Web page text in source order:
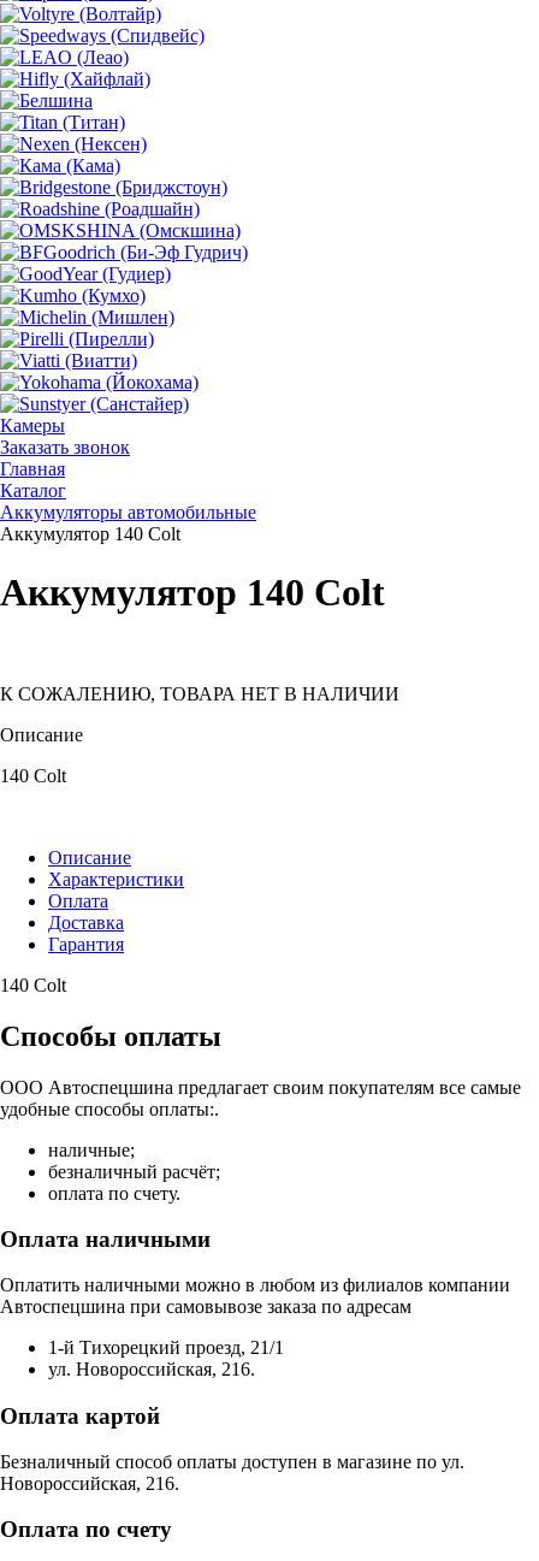
Камеры
Заказать звонок
Главная
Каталог
Аккумуляторы автомобильные
Аккумулятор 140 Colt
Аккумулятор 140 Colt
К СОЖАЛЕНИЮ, ТОВАРА НЕТ В НАЛИЧИИ
Описание
140 Colt
Описание
Характеристики
Оплата
Доставка
Гарантия
140 Colt
Способы оплаты
ООО Автоспецшина предлагает своим покупателям все самые
удобные способы оплаты:.
наличные;
безналичный расчёт;
оплата по счету.
Оплата наличными
Оплатить наличными можно в любом из филиалов компании
Автоспецшина при самовывозе заказа по адресам
1-й Тихорецкий проезд, 21/1
ул. Новороссийская, 216.
Оплата картой
Безналичный способ оплаты доступен в магазине по ул.
Новороссийская, 216.
Оплата по счету